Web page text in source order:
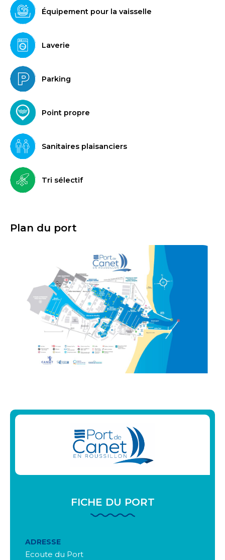
Équipement pour la vaisselle
Laverie
Parking
Point propre
Sanitaires plaisanciers
Tri sélectif
Plan du port
FICHE DU PORT
ADRESSE
Ecoute du Port